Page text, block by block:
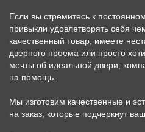
Если вы стремитесь к
привыкли удовлетворять себя
качественный товар, имеете
дверного проема или просто
мечты об идеальной двери,
на помощь.
Мы изготовим качественные и
на заказ, которые подчеркнут